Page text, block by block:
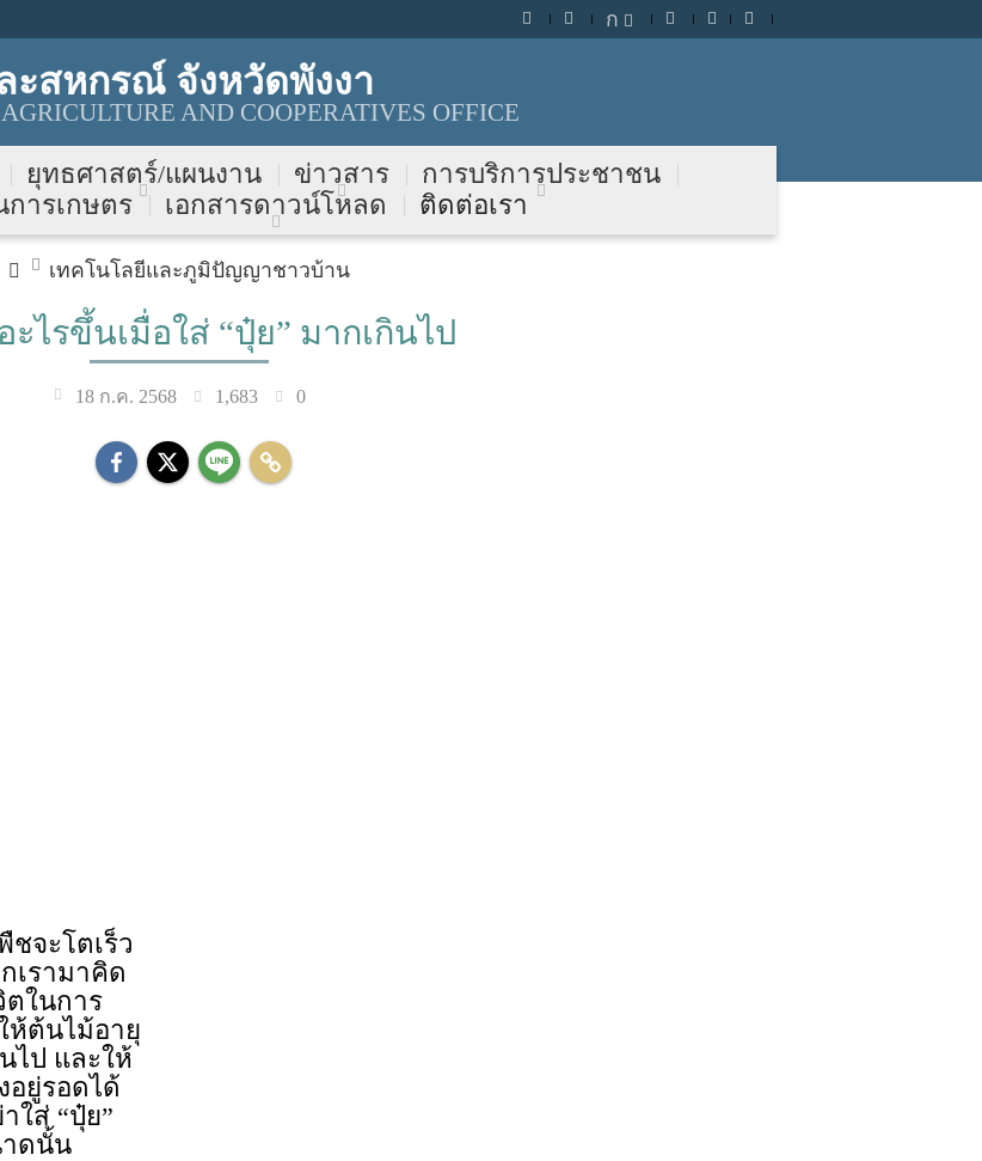
ก
ะสหกรณ์ จังหวัดพังงา
AND COOPERATIVES OFFICE
ยุทธศาสตร์/แผนงาน ข่าวสาร
การบริการประชาชน
ารเกษตร
เอกสารดาวน์โหลด ติดต่อเรา
เทคโนโลยีและภูมิปัญญาชาวบ้าน
ะไรขึ้นเมื่อใส่ “ปุ๋ย” มากเกินไป
18 ก.ค. 2568 1,683 0
จะโตเร็ว
เรามาคิด
ในการ
ห้ต้นไม้อายุ
ไป และให้
อยู่รอดได้
ใส่ “ปุ๋ย”
ดนั้น